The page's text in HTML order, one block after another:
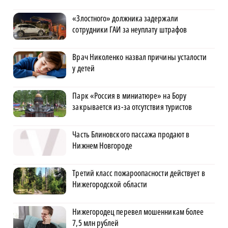
«Злостного» должника задержали
сотрудники ГАИ за неуплату штрафов
Врач Николенко назвал причины усталости
у детей
Парк «Россия в миниатюре» на Бору
закрывается из-за отсутствия туристов
Часть Блиновского пассажа продают в
Нижнем Новгороде
Третий класс пожароопасности действует в
Нижегородской области
Нижегородец перевел мошенникам более
7,5 млн рублей